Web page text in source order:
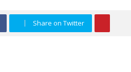
Share on Twitter